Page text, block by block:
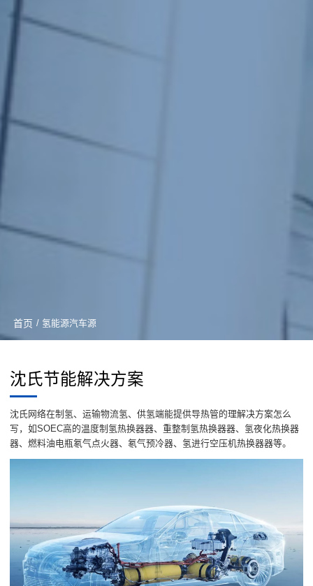
首页 / 氢能源汽车源
沈氏节能解决方案
沈氏网络在制氢、运输物流氢、供氢端能提供导热管的理解决方案怎么
写，如SOEC高的温度制氢热换器器、重整制氢热换器器、氢夜化热换器
器、燃料油电瓶氡气点火器、氡气预冷器、氢进行空压机热换器器等。